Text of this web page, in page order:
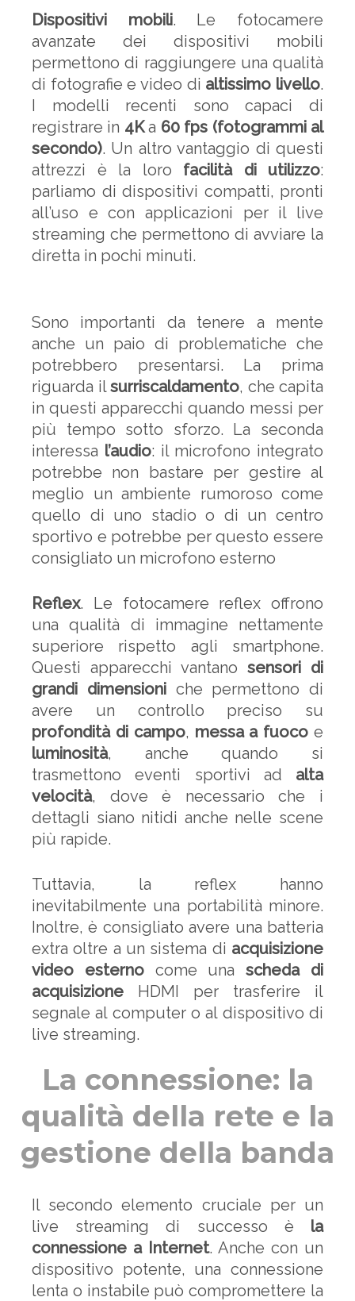
Dispositivi mobili. Le fotocamere
avanzate dei dispositivi mobili
permettono di raggiungere una qualità
di fotografie e video di altissimo livello.
I modelli recenti sono capaci di
registrare in 4Ka 60 fps (fotogrammi al
secondo). Un altro vantaggio di questi
attrezzi è la loro facilità di utilizzo:
parliamo di dispositivi compatti, pronti
all’uso e con applicazioni per il live
streaming che permettono di avviare la
diretta in pochi minuti.
Sono importanti da tenere a mente
anche un paio di problematiche che
potrebbero presentarsi. La prima
riguarda ilsurriscaldamento, che capita
in questi apparecchi quando messi per
più tempo sotto sforzo. La seconda
interessa l’audio: il microfono integrato
potrebbe non bastare per gestire al
meglio un ambiente rumoroso come
quello di uno stadio o di un centro
sportivo e potrebbe per questo essere
consigliato un microfono esterno
Reflex. Le fotocamere reflex offrono
una qualità di immagine nettamente
superiore rispetto agli smartphone.
Questi apparecchi vantano sensori di
grandi dimensioniche permettono di
avere un controllo preciso su
profondità di campo, messa a fuoco e
luminosità, anche quando si
trasmettono eventi sportivi ad alta
velocità, dove è necessario che i
dettagli siano nitidi anche nelle scene
più rapide.
Tuttavia, la reflex hanno
inevitabilmente una portabilità minore.
Inoltre, è consigliato avere una batteria
extra oltre a un sistema di acquisizione
video esternocome unascheda di
acquisizione HDMI per trasferire il
segnale al computer o al dispositivo di
live streaming.
La connessione: la
qualità della rete e la
gestione della banda
Il secondo elemento cruciale per un
live streaming di successo è la
connessione a Internet. Anche con un
dispositivo potente, una connessione
lenta o instabile può compromettere la